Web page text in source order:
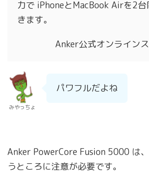
力で iPhoneとMacBook Airを2
きます。
Anker公式オンライン
みやっちょ
パワフルだよね
Anker PowerCore Fusion 5000 は
うところに注意が必要です。